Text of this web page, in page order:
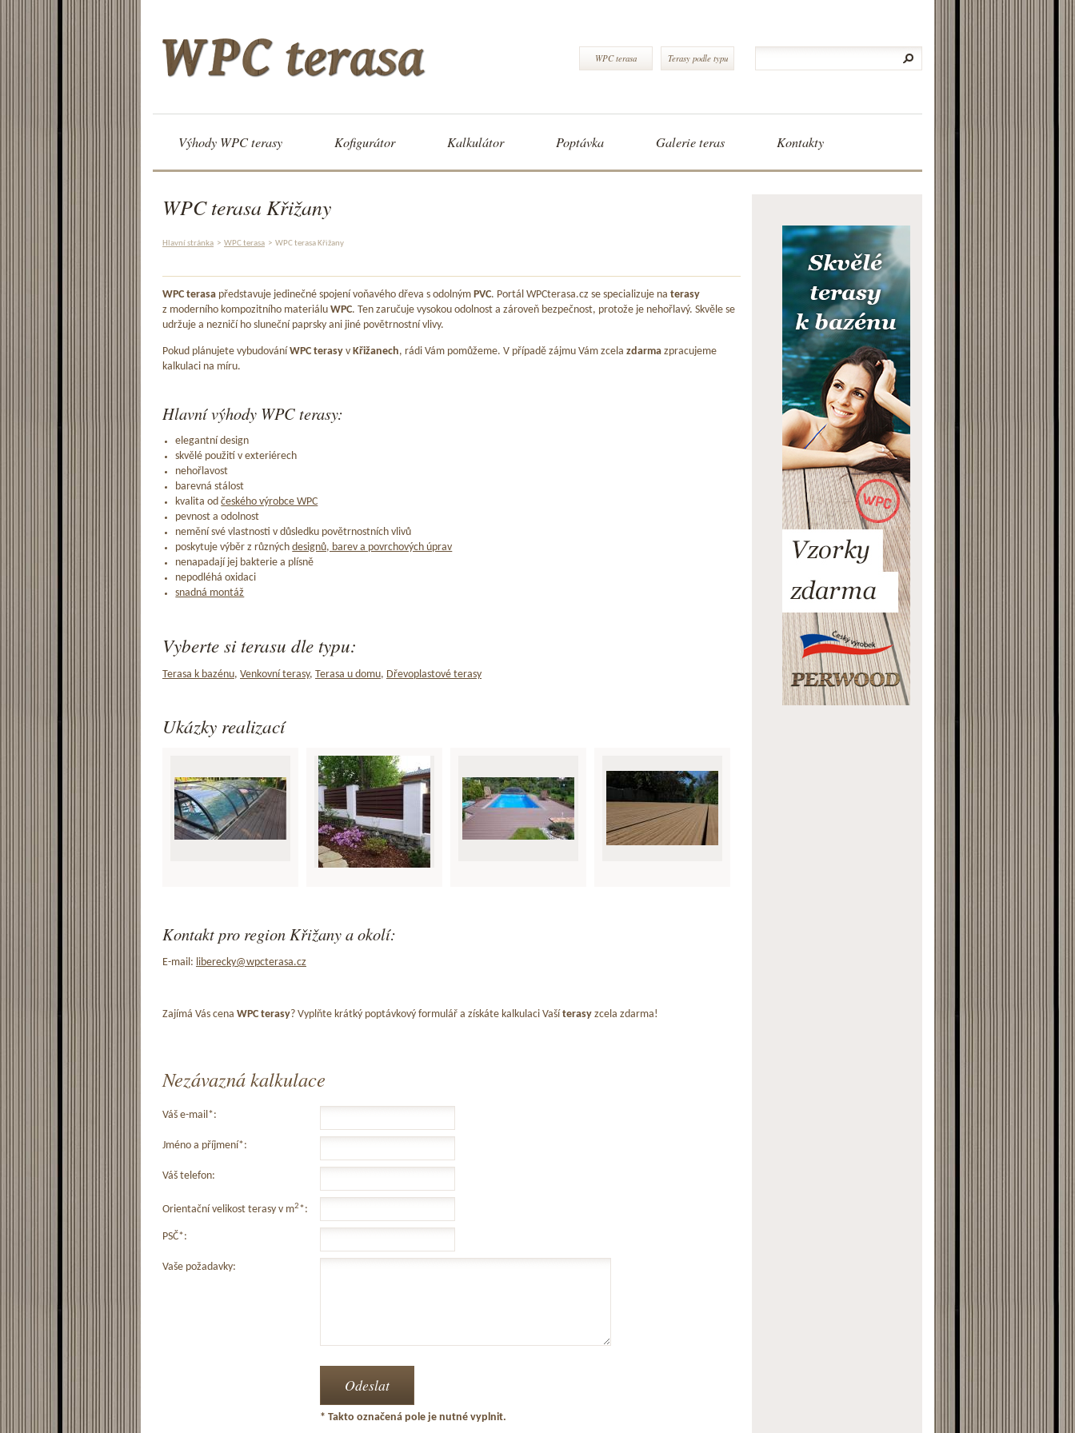
WPC terasa Terasy podle typu
Výhody WPC terasy Kofigurátor Kalkulátor Poptávka Galerie teras Kontakty
WPC terasa Křižany
Hlavní stránka > WPC terasa > WPC terasa Křižany
WPC terasa představuje jedinečné spojení voňavého dřeva s odolným PVC. Portál WPCterasa.cz se specializuje na terasy
z moderního kompozitního materiálu WPC. Ten zaručuje vysokou odolnost a zároveň bezpečnost, protože je nehořlavý. Skvěle se
udržuje a nezničí ho sluneční paprsky ani jiné povětrnostní vlivy.
Pokud plánujete vybudování WPC terasy v Křižanech, rádi Vám pomůžeme. V případě zájmu Vám zcela zdarma zpracujeme
kalkulaci na míru.
Hlavní výhody WPC terasy:
elegantní design
skvělé použití v exteriérech
nehořlavost
barevná stálost
kvalita odčeského výrobce WPC
pevnost a odolnost
nemění své vlastnosti v důsledku povětrnostních vlivů
poskytuje výběr z různýchdesignů, barev a povrchových úprav
nenapadají jej bakterie a plísně
nepodléhá oxidaci
snadná montáž
Vyberte si terasu dle typu:
Terasa k bazénu, Venkovní terasy, Terasa u domu, Dřevoplastové terasy
Ukázky realizací
Kontakt pro region Křižany a okolí:
E-mail: liberecky@wpcterasa.cz
Zajímá Vás cena WPC terasy? Vyplňte krátký poptávkový formulář a získáte kalkulaci Vaší terasy zcela zdarma!
Nezávazná kalkulace
Váš e-mail*:
Jméno a příjmení*:
Váš telefon:
Orientační velikost terasy v m2*:
PSČ*:
Vaše požadavky:
* Takto označená pole je nutné vyplnit.